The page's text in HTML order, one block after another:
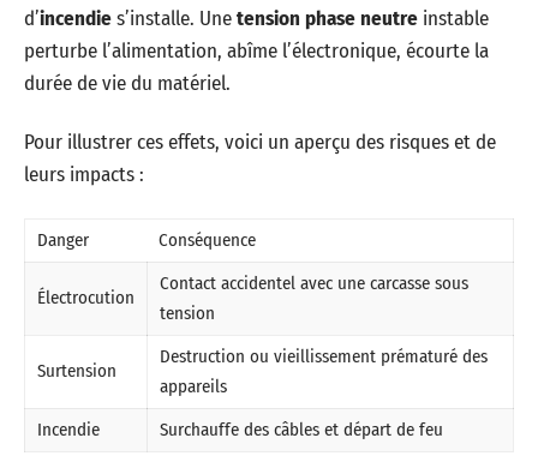
d’incendies’installe. Unetension phase neutre instable
perturbe l’alimentation, abîme l’électronique, écourte la
durée de vie du matériel.
Pour illustrer ces effets, voici un aperçu des risques et de
leurs impacts :
Danger Conséquence
Électrocution
Contact accidentel avec une carcasse sous
tension
Surtension
Destruction ou vieillissement prématuré des
appareils
Incendie
Surchauffe des câbles et départ de feu